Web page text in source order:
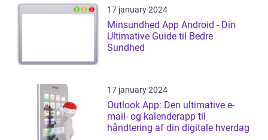
17 january 2024
Minsundhed App Android - Din
Ultimative Guide til Bedre
Sundhed
17 january 2024
Outlook App: Den ultimative e-
mail- og kalenderapp til
håndtering af din digitale hverdag